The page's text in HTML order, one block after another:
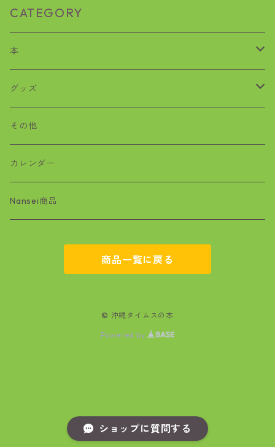
ショップに質問する
CATEGORY
本
歴史
沖縄戦
絵本
基地問題
グッズ
おばぁタイムス
ワラビー
その他
カレンダー
Nansei商品
商品一覧に戻る
© 沖縄タイムスの本
Powered by